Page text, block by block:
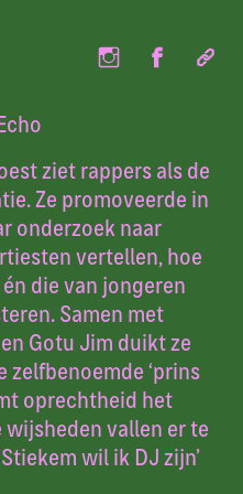
ziet rappers als de
Ze promoveerde in
onderzoek naar
vertellen, hoe
die van jongeren
Samen met
Gotu Jim duikt ze
zelfbenoemde ‘prins
oprechtheid het
vallen er te
wil ik DJ zijn’